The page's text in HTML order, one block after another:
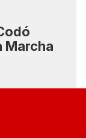
Marcha